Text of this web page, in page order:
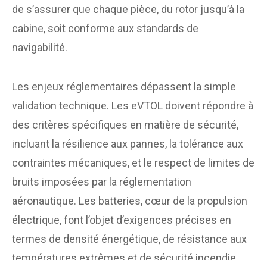
de s’assurer que chaque pièce, du rotor jusqu’à la
cabine, soit conforme aux standards de
navigabilité.
Les enjeux réglementaires dépassent la simple
validation technique. Les eVTOL doivent répondre à
des critères spécifiques en matière de sécurité,
incluant la résilience aux pannes, la tolérance aux
contraintes mécaniques, et le respect de limites de
bruits imposées par la réglementation
aéronautique. Les batteries, cœur de la propulsion
électrique, font l’objet d’exigences précises en
termes de densité énergétique, de résistance aux